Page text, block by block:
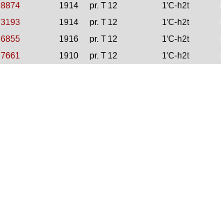
8874 1914 pr. T 12 1'C-h2t
3193 1914 pr. T 12 1'C-h2t
6855 1916 pr. T 12 1'C-h2t
7661 1910 pr. T 12 1'C-h2t